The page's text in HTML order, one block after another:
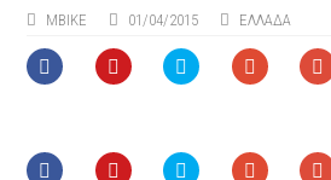
ΜΒIKE 01/04/2015 ΕΛΛΑΔΑ